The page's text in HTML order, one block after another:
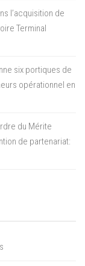
l’acquisition de
Terminal
six portiques de
opérationnel en
du Mérite
de partenariat: